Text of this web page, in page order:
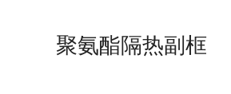
聚氨酯隔热副框